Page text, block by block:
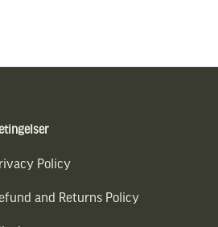
Policy
and Returns Policy